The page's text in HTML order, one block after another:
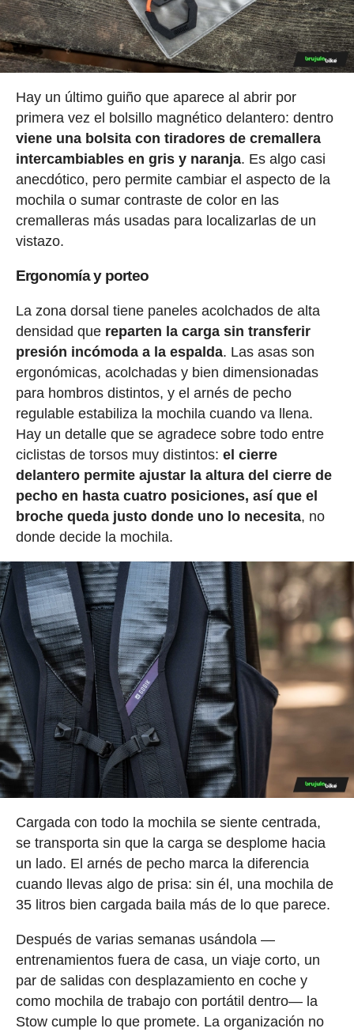
Hay un último guiño que aparece al abrir por
primera vez el bolsillo magnético delantero: dentro
viene una bolsita con tiradores de cremallera
intercambiables en gris y naranja. Es algo casi
anecdótico, pero permite cambiar el aspecto de la
mochila o sumar contraste de color en las
cremalleras más usadas para localizarlas de un
vistazo.
Ergonomía y porteo
La zona dorsal tiene paneles acolchados de alta
densidad que reparten la carga sin transferir
presión incómoda a la espalda. Las asas son
ergonómicas, acolchadas y bien dimensionadas
para hombros distintos, y el arnés de pecho
regulable estabiliza la mochila cuando va llena.
Hay un detalle que se agradece sobre todo entre
ciclistas de torsos muy distintos: el cierre
delantero permite ajustar la altura del cierre de
pecho en hasta cuatro posiciones, así que el
broche queda justo donde uno lo necesita, no
donde decide la mochila.
Cargada con todo la mochila se siente centrada,
se transporta sin que la carga se desplome hacia
un lado. El arnés de pecho marca la diferencia
cuando llevas algo de prisa: sin él, una mochila de
35 litros bien cargada baila más de lo que parece.
Después de varias semanas usándola —
entrenamientos fuera de casa, un viaje corto, un
par de salidas con desplazamiento en coche y
como mochila de trabajo con portátil dentro— la
Stow cumple lo que promete. La organización no